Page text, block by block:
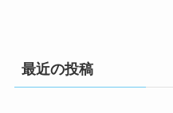
最近の投稿